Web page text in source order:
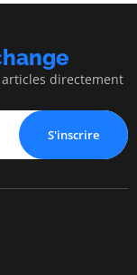
directement
S'inscrire